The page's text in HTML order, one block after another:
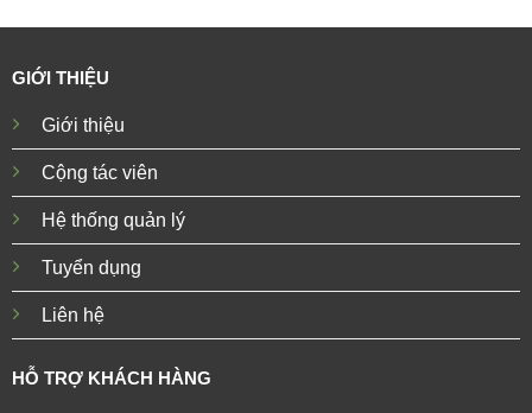
GIỚI THIỆU
Giới thiệu
Cộng tác viên
Hệ thống quản lý
Tuyển dụng
Liên hệ
HỖ TRỢ KHÁCH HÀNG